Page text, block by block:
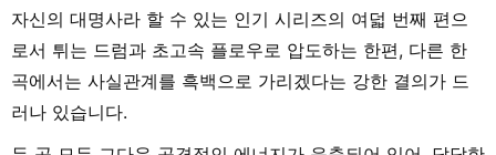
자신의 대명사라 할 수 있는 인기 시리즈의 여덟 번째 편으
로서 튀는 드럼과 초고속 플로우로 압도하는 한편, 다른 한
곡에서는 사실관계를 흑백으로 가리겠다는 강한 결의가 드
러나 있습니다.